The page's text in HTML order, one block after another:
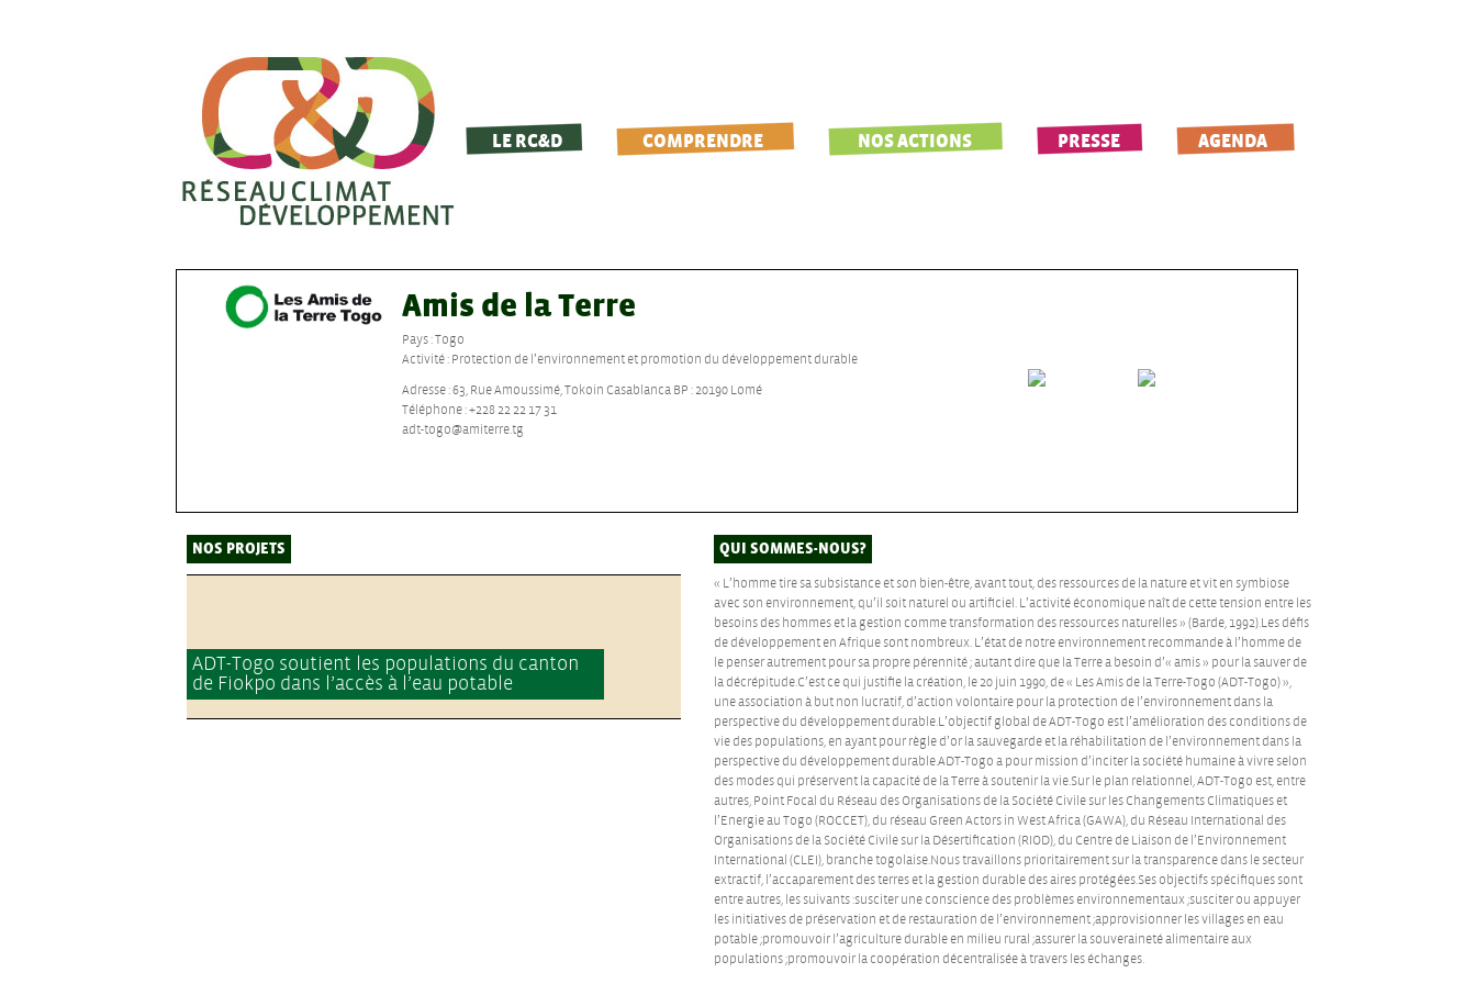
LE RC&D COMPRENDRE NOS ACTIONS PRESSE AGENDA
Amis de la Terre
Pays : Togo
Activité : Protection de l’environnement et promotion du développement durable
Adresse : 63, Rue Amoussimé, Tokoin Casablanca BP : 20190 Lomé
Téléphone : +228 22 22 17 31
adt-togo@amiterre.tg
NOS PROJETS
ADT-Togo soutient les populations du canton
de Fiokpo dans l’accès à l’eau potable
QUI SOMMES-NOUS?
« L’homme tire sa subsistance et son bien-être, avant tout, des ressources de la nature et vit en symbiose
avec son environnement, qu’il soit naturel ou artificiel. L’activité économique naît de cette tension entre les
besoins des hommes et la gestion comme transformation des ressources naturelles » (Barde, 1992).Les défis
de développement en Afrique sont nombreux. L’état de notre environnement recommande à l’homme de
le penser autrement pour sa propre pérennité ; autant dire que la Terre a besoin d’« amis » pour la sauver de
la décrépitude.C’est ce qui justifie la création, le 20 juin 1990, de « Les Amis de la Terre-Togo (ADT-Togo) »,
une association à but non lucratif, d’action volontaire pour la protection de l’environnement dans la
perspective du développement durable.L’objectif global de ADT-Togo est l’amélioration des conditions de
vie des populations, en ayant pour règle d’or la sauvegarde et la réhabilitation de l’environnement dans la
perspective du développement durable.ADT-Togo a pour mission d’inciter la société humaine à vivre selon
des modes qui préservent la capacité de la Terre à soutenir la vie.Sur le plan relationnel, ADT-Togo est, entre
autres, Point Focal du Réseau des Organisations de la Société Civile sur les Changements Climatiques et
l’Energie au Togo (ROCCET), du réseau Green Actors in West Africa (GAWA), du Réseau International des
Organisations de la Société Civile sur la Désertification (RIOD), du Centre de Liaison de l’Environnement
International (CLEI), branche togolaise.Nous travaillons prioritairement sur la transparence dans le secteur
extractif, l’accaparement des terres et la gestion durable des aires protégées.Ses objectifs spécifiques sont
entre autres, les suivants :susciter une conscience des problèmes environnementaux ;susciter ou appuyer
les initiatives de préservation et de restauration de l’environnement ;approvisionner les villages en eau
potable ;promouvoir l’agriculture durable en milieu rural ;assurer la souveraineté alimentaire aux
populations ;promouvoir la coopération décentralisée à travers les échanges.